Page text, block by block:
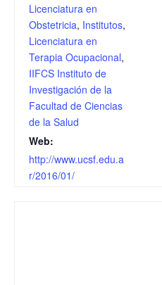
Licenciatura en
Obstetricia, Institutos,
Licenciatura en
Terapia Ocupacional,
IIFCS Instituto de
Investigación de la
Facultad de Ciencias
de la Salud
Web:
http://www.ucsf.edu.a
r/2016/01/